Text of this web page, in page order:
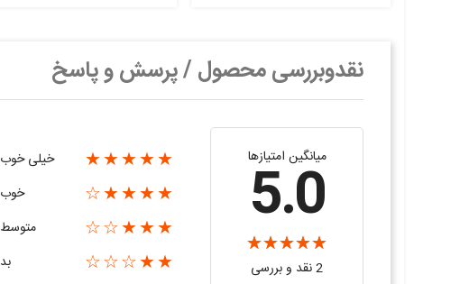
نقدوبررسی محصول / پرسش و پاسخ
میانگین امتیازها
5.0
2 نقد و بررسی‌‌
★★★★★ خیلی خوب
★★★★☆ خوب
★★★☆☆ متوسط
★★☆☆☆ بد